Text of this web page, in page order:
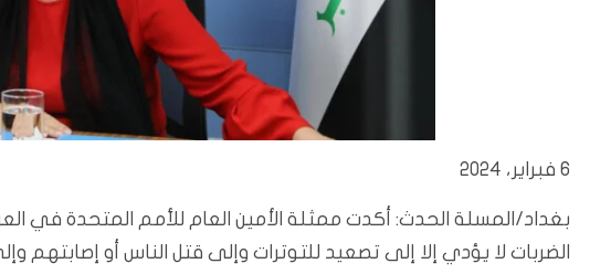
6 فبراير، 2024
بغداد/المسلة الحدث: أكدت ممثلة الأمين العام للأمم المتحدة في
الضربات لا يؤدي إلا إلى تصعيد للتوترات وإلى قتل الناس أو إصابتهم